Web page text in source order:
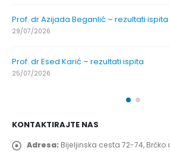
Prof. dr Azijada Beganlić – rezultati ispita
29/07/2026
Prof. dr Esed Karić – rezultati ispita
25/07/2026
KONTAKTIRAJTE NAS
Adresa: Bijeljinska cesta 72-74, Brčko